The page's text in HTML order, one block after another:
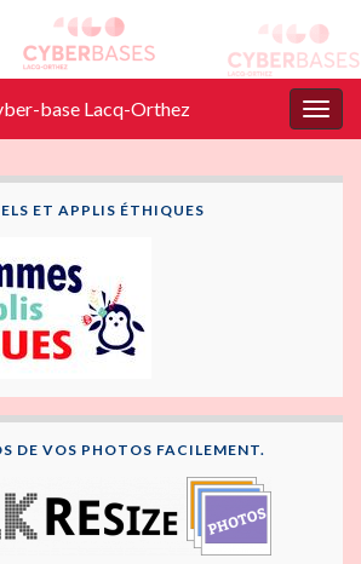
base Lacq-Orthez
ET APPLIS ÉTHIQUES
DE VOS PHOTOS FACILEMENT.